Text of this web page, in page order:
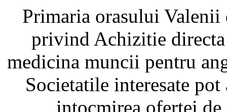
Primaria orasului
privind Achizitie
medicina muncii pentru
Societatile interesate
intocmirea ofertei